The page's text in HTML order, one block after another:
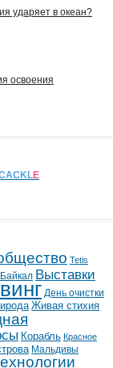
ударяет в океан?
освоения
E
Tetis
Байкал Выставки
День очистки
Живая стихия
Корабль Красное
Мальдивы